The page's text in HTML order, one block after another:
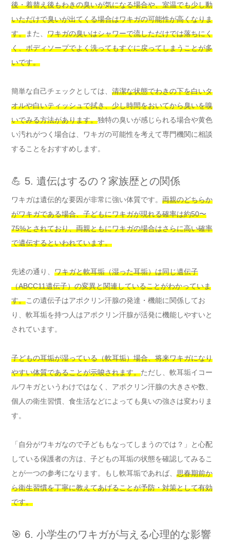
後・着替え後もわきの臭いが気になる場合や、室温でも少し動
いただけで臭いが出てくる場合はワキガの可能性が高くなりま
す。また、 ワキガの臭いはシャワーで流しただけでは落ちにく
く、ボディソープでよく洗ってもすぐに戻ってしまうことが多
いです。
簡単な自己チェックとしては、 清潔な状態でわきの下を白いタ
オルや白いティッシュで拭き、少し時間をおいてから臭いを嗅
いでみる方法があります。独特の臭いが感じられる場合や黄色
い汚れがつく場合は、ワキガの可能性を考えて専門機関に相談
することをおすすめします。
💪 5. 遺伝はするの？家族歴との関係
ワキガは遺伝的な要因が非常に強い体質です。 両親のどちらか
がワキガである場合、子どもにワキガが現れる確率は約50〜
75%とされており、両親ともにワキガの場合はさらに高い確率
で遺伝するといわれています。
先述の通り、 ワキガと軟耳垢（湿った耳垢）は同じ遺伝子
（ABCC11遺伝子）の変異と関連していることがわかっていま
す。この遺伝子はアポクリン汗腺の発達・機能に関係してお
り、軟耳垢を持つ人はアポクリン汗腺が活発に機能しやすいと
されています。
子どもの耳垢が湿っている（軟耳垢）場合、将来ワキガになり
やすい体質であることが示唆されます。ただし、軟耳垢イコー
ルワキガというわけではなく、アポクリン汗腺の大きさや数、
個人の衛生習慣、食生活などによっても臭いの強さは変わりま
す。
「自分がワキガなので子どももなってしまうのでは？」と心配
している保護者の方は、子どもの耳垢の状態を確認してみるこ
とが一つの参考になります。もし軟耳垢であれば、 思春期前か
ら衛生習慣を丁寧に教えてあげることが予防・対策として有効
です。
🎯 6. 小学生のワキガが与える心理的な影響